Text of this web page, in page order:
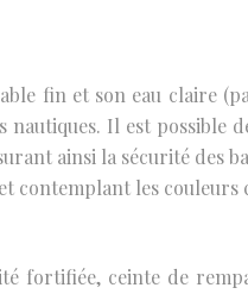
fin et son eau claire
Il est possible
ainsi la sécurité
contemplant les
fortifiée, ceinte de